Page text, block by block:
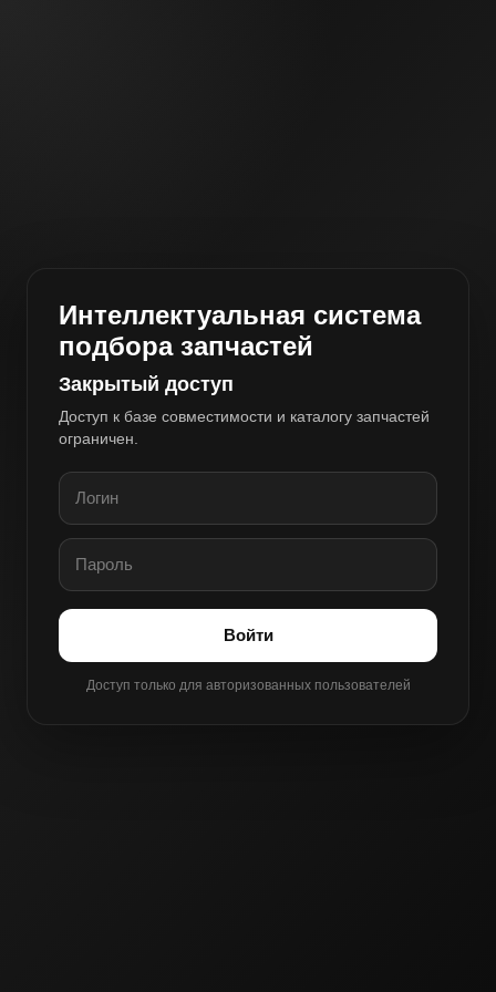
Интеллектуальная система
подбора запчастей
Закрытый доступ
Доступ к базе совместимости и каталогу запчастей
ограничен.
Войти
Доступ только для авторизованных пользователей